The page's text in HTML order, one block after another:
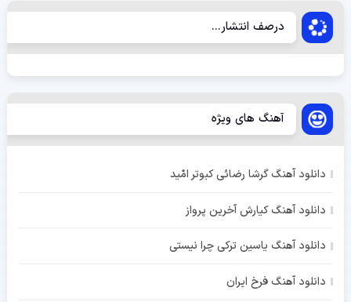
درصف انتشار...
آهنگ های ویژه
دانلود آهنگ گرشا رضائی کبوتر امّید
دانلود آهنگ کیارش آخرین پرواز
دانلود آهنگ یاسین ترکی چرا نیستی
دانلود آهنگ فرخ ایران